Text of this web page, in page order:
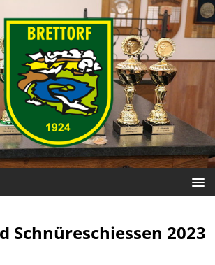
Schnüreschiessen 2023